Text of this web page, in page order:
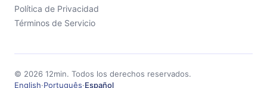
Política de Privacidad
Términos de Servicio
© 2026 12min. Todos los derechos reservados.
English·Português·Español